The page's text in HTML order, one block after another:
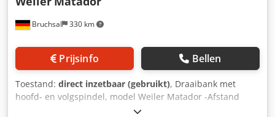
Bruchsal 330 km
Prijsinfo Bellen
Toestand: direct inzetbaar (gebruikt), Draaibank met
hoofd- en volgspindel, model Weiler Matador -Afstand
tussen de punten: 500 mm -Hoogte tussen de punten: 140